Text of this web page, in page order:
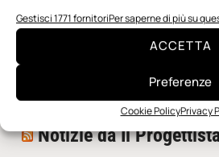
Gestisci 1771 fornitoriPer saperne di più su
ACCETTA
Preferenze
Cookie PolicyPrivacy
I nanonastri di grafene come
Una nuova mano robotica
O-Ring, tecnica e applicazioni
Notizie da Il